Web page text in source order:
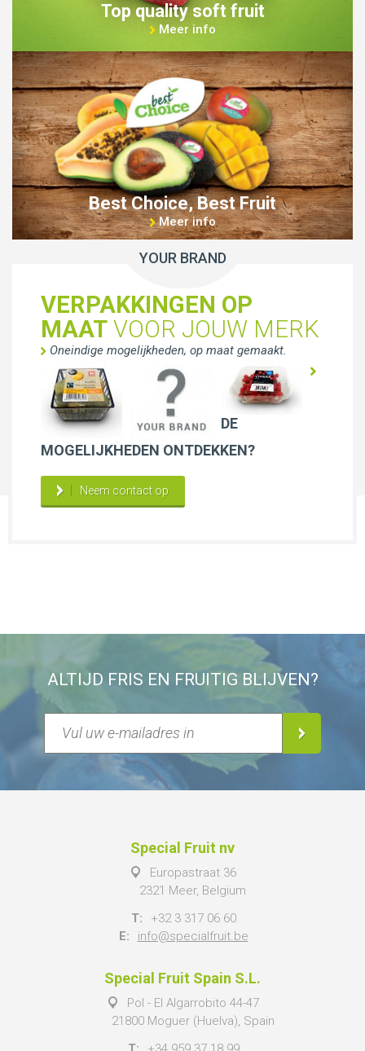
Top quality soft fruit
Meer info
Best Choice, Best Fruit
Meer info
YOUR BRAND
VERPAKKINGEN OP
MAAT VOOR JOUW MERK
Oneindige mogelijkheden, op maat gemaakt.
DE
MOGELIJKHEDEN ONTDEKKEN?
Neem contact op
ALTIJD FRIS EN FRUITIG BLIJVEN?
Special Fruit nv
Europastraat 36
2321 Meer, Belgium
T:
+32 3 317 06 60
E:
info@specialfruit.be
Special Fruit Spain S.L.
Pol - El Algarrobito 44-47
21800 Moguer (Huelva), Spain